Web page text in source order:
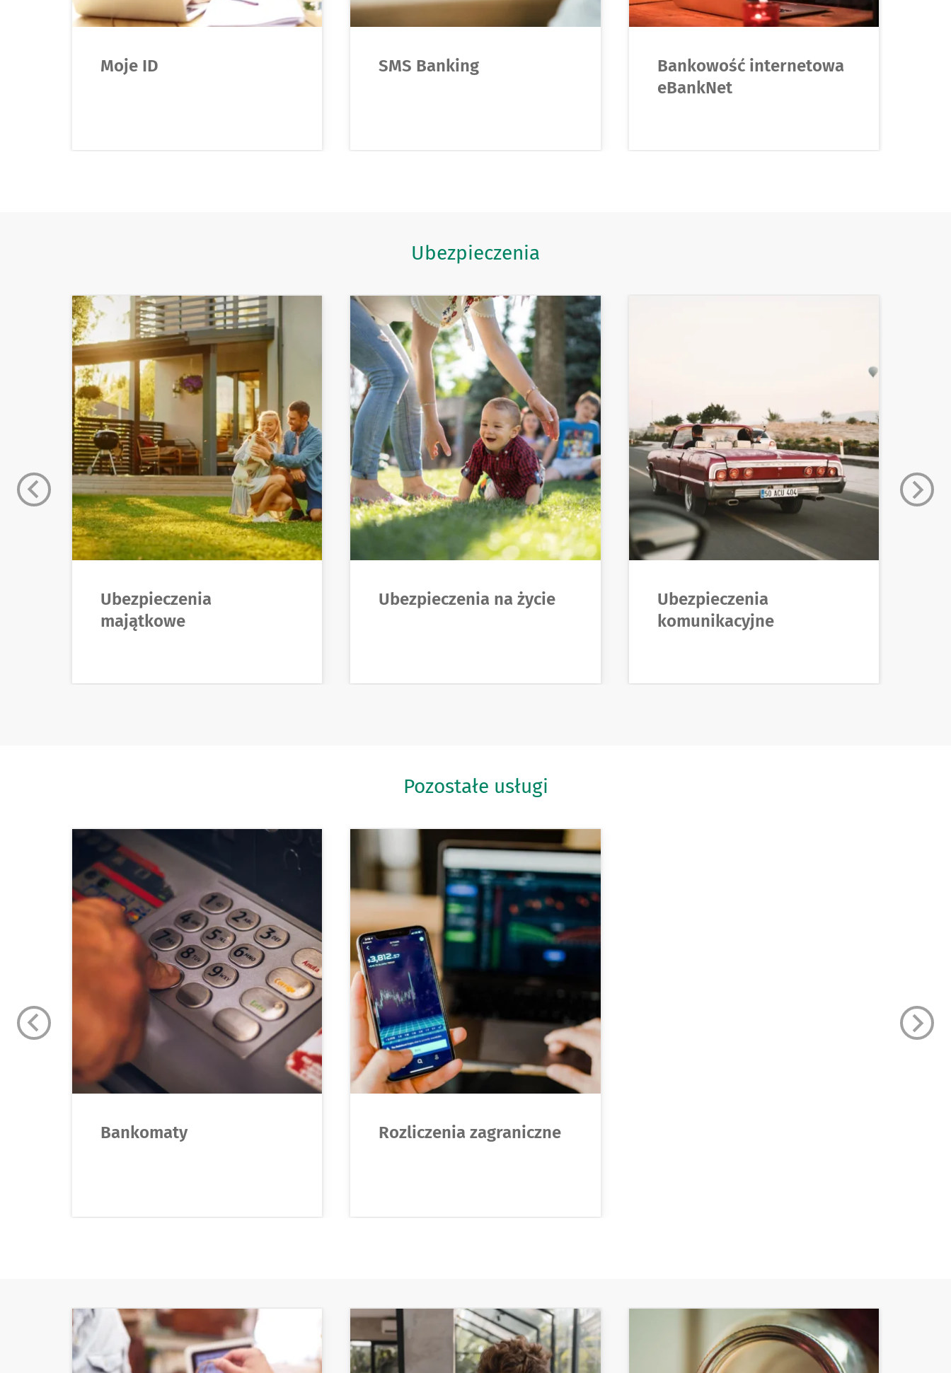
Moje ID SMS Banking
Bankowość internetowa
eBankNet
Ubezpieczenia
Ubezpieczenia
majątkowe
Ubezpieczenia na życie
Ubezpieczenia
komunikacyjne
Pozostałe usługi
Bankomaty Rozliczenia zagraniczne